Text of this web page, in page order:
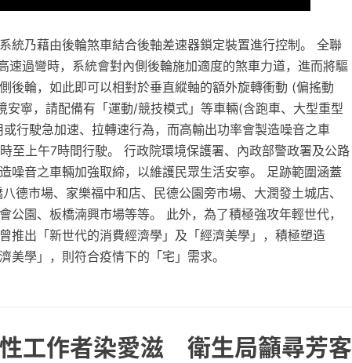
統乃藉由後輪煞車結合後軸差速器鎖定裝置進行控制。 全聯
過彎時，系統會對內側後輪施加適度的煞車力道，進而將驅
後輪，如此即可以相對於垂直縱軸的額外旋轉衝動 (偏搖動
安寧，請配備有「運動/競技模式」等車輛(含跑車、大型重型
行駛急加速、拉轉速行為，而高輸出功率會製造噪音之車
至上午7時間行駛。 行政院環境保護署、內政部警政署及公路
噪音之車輛加強取締，以維護民眾生活安寧。 足跡範圍涵蓋
德市場、家樂福中和店、民德公園旁市場、大潤發土城店、
公園、板橋湳興市場等等。 此外，為了積極強攻年輕世代，
推出「新世代的消費經濟學」及「經濟美學」，積極塑造
美學」，則符合疫情下的「宅」需求。
工作者染愛滋 衛生局籲尋芳客